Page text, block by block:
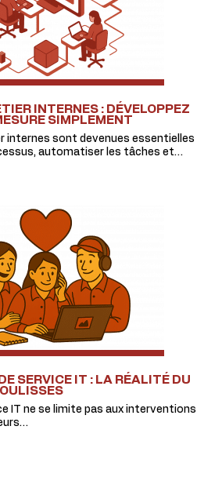
INTERNES : DÉVELOPPEZ
SIMPLEMENT
internes sont devenues essentielles
automatiser les tâches et…
SERVICE IT : LA RÉALITÉ DU
IT ne se limite pas aux interventions